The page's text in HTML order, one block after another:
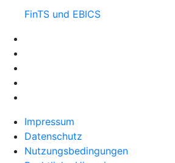
FinTS und EBICS
Impressum
Datenschutz
Nutzungsbedingungen